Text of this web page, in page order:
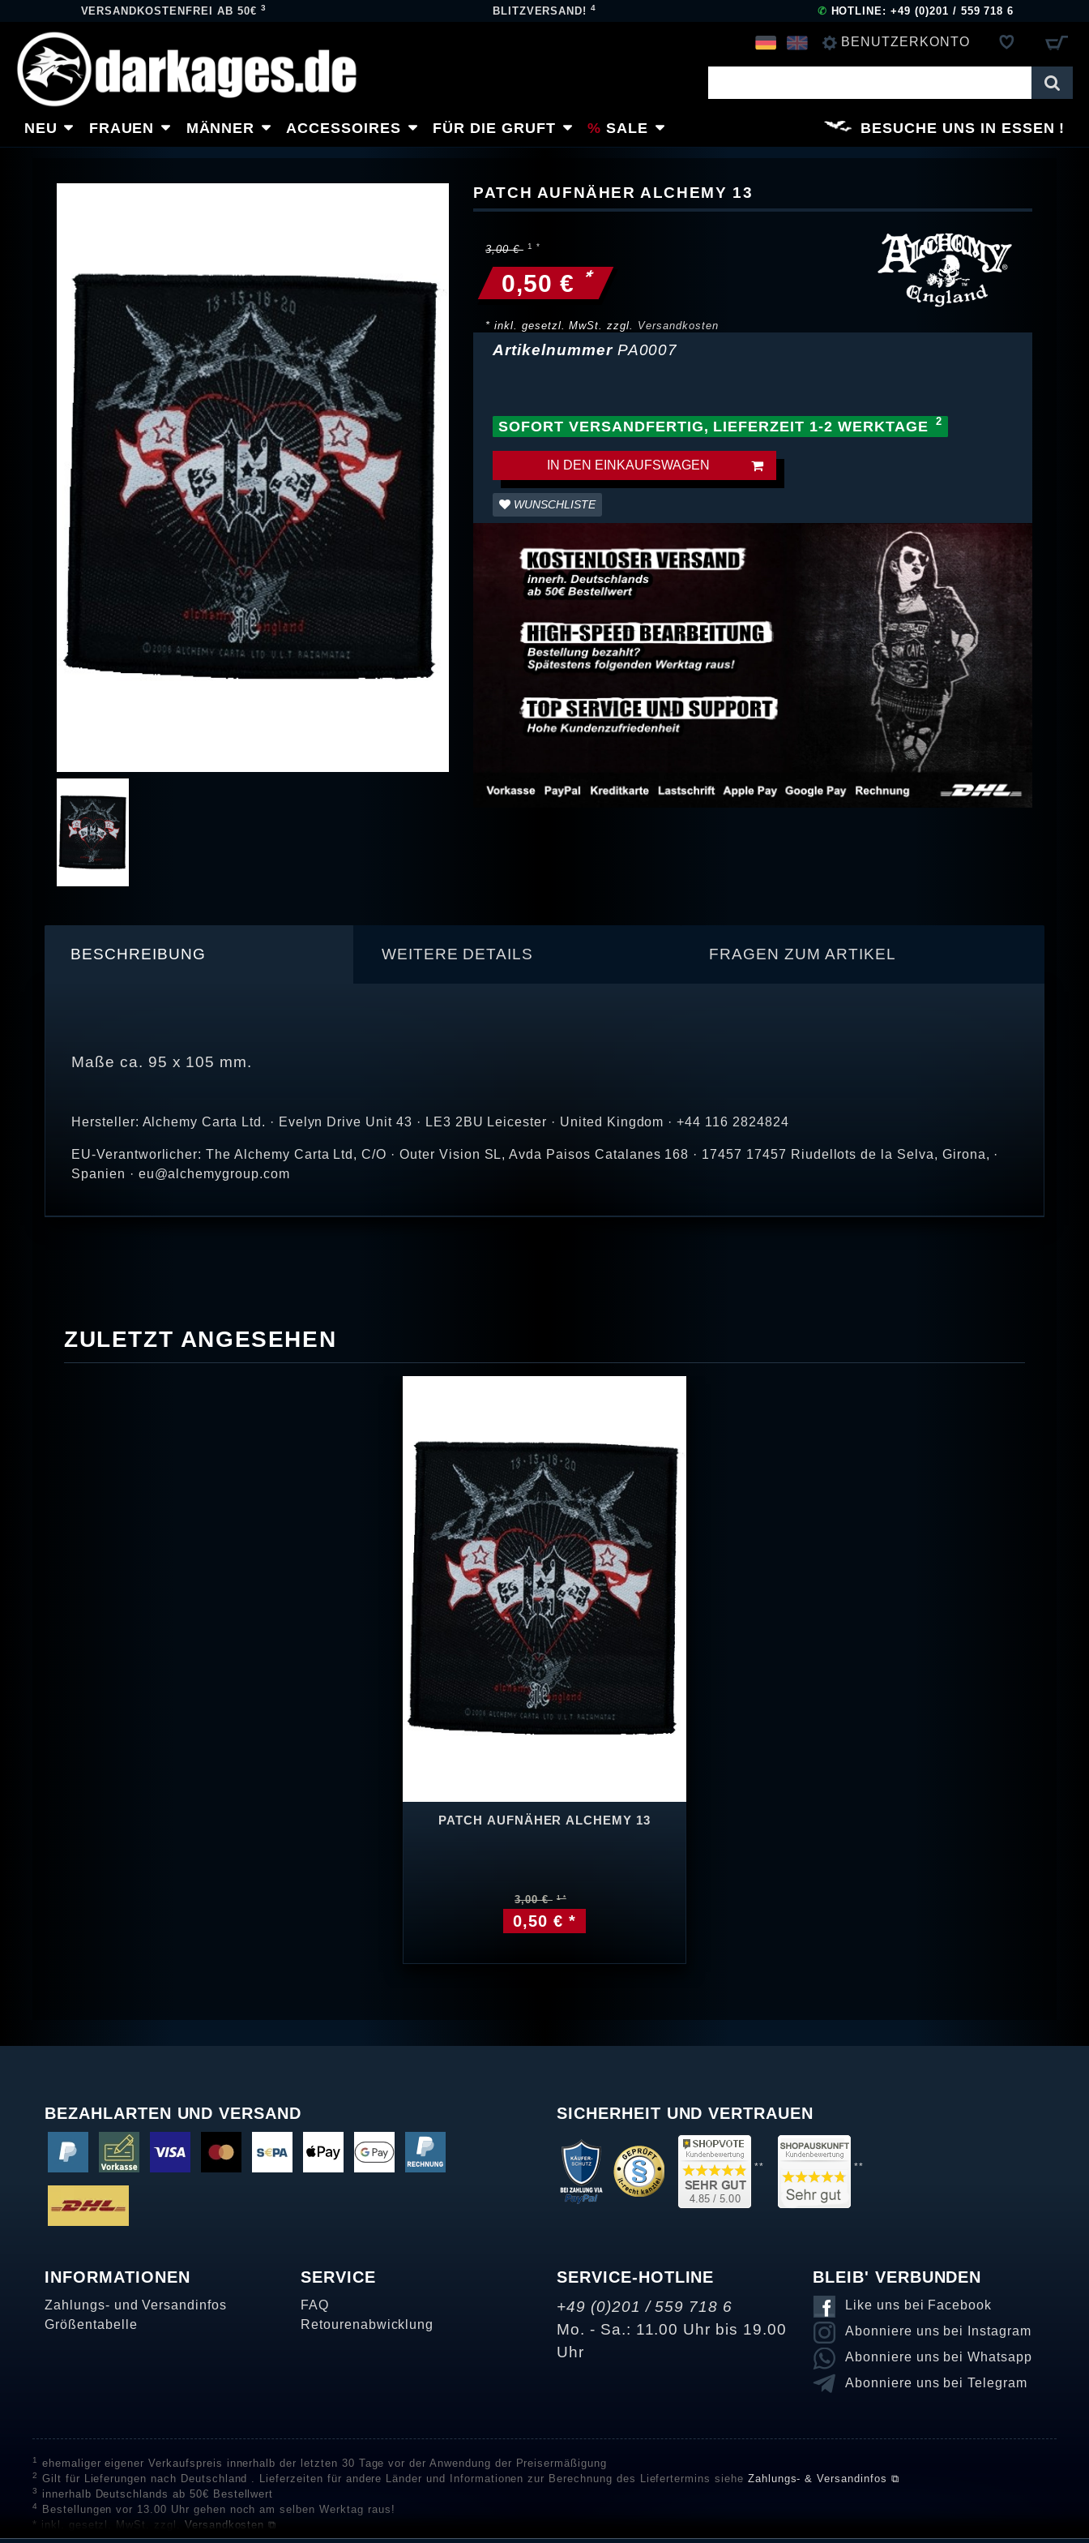
VERSANDKOSTENFREI AB 50€ 3 BLITZVERSAND!4 ✆ HOTLINE: +49 (0)201 / 559 718 6
BENUTZERKONTO
REGISTRIEREN
NEU FRAUEN MÄNNER ACCESSOIRES FÜR DIE GRUFT SALE BESUCHE UNS IN ESSEN
PATCH AUFNÄHER ALCHEMY 13
3,00 €
0,50 € *
* inkl. gesetzl. MwSt. zzgl. Versandkosten
Artikelnummer PA0007
SOFORT VERSANDFERTIG, LIEFERZEIT 1-2 WERKTAGE
IN DEN EINKAUFSWAGEN
WUNSCHLISTE
BESCHREIBUNG WEITERE DETAILS FRAGEN ZUM ARTIKEL
Maße ca. 95 x 105 mm.
Hersteller: Alchemy Carta Ltd. · Evelyn Drive Unit 43 · LE3 2BU Leicester · United Kingdom · +44 116 2824824
EU-Verantworlicher: The Alchemy Carta Ltd, C/O · Outer Vision SL, Avda Paisos Catalanes 168 · 17457 17457 Riudellots de la Selva, Girona, ·
Spanien · eu@alchemygroup.com
ZULETZT ANGESEHEN
PATCH AUFNÄHER ALCHEMY 13
3,00 €
0,50 € *
BEZAHLARTEN UND VERSAND SICHERHEIT UND VERTRAUEN
** **
INFORMATIONEN
Zahlungs- und Versandinfos
Größentabelle
SERVICE
FAQ
Retourenabwicklung
SERVICE-HOTLINE
+49 (0)201 / 559 718 6
Mo. - Sa.: 11.00 Uhr bis 19.00
Uhr
BLEIB' VERBUNDEN
Like uns bei Facebook
Abonniere uns bei Instagram
Abonniere uns bei Whatsapp
Abonniere uns bei Telegram
1 ehemaliger eigener Verkaufspreis innerhalb der letzten 30 Tage vor der Anwendung der Preisermäßigung
2 Gilt für Lieferungen nach Deutschland . Lieferzeiten für andere Länder und Informationen zur Berechnung des Liefertermins siehe Zahlungs- & Versandinfos ⧉
3 innerhalb Deutschlands ab 50€ Bestellwert
4
Bestellungen vor 13.00 Uhr gehen noch am selben Werktag raus!
* inkl. gesetzl. MwSt. zzgl. Versandkosten ⧉
** Unser Unternehmen sammelt über die unabhängigen Dienstleister SHOPVOTE und SHOPAUSKUNFT Bewertungen. SHOPVOTE setzt automatische und manuelle Maßnahmen ein, um